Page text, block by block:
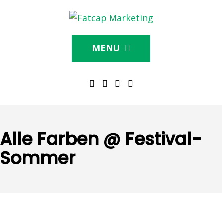
MENU
Alle Farben @ Festival-
Sommer